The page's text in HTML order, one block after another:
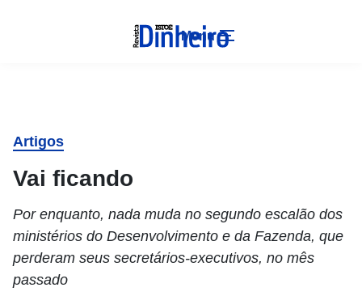
Menu
Artigos
Vai ficando
Por enquanto, nada muda no segundo escalão dos
ministérios do Desenvolvimento e da Fazenda, que
perderam seus secretários-executivos, no mês
passado